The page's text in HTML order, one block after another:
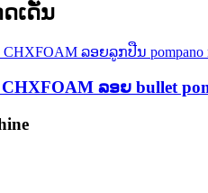
ເດັ່ນ
ລອຍ bullet